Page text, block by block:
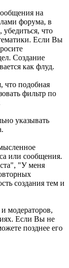
на
форума, в
убедиться, что
Если Вы
Создание
как флуд.
что подобная
фильтр по
указывать
или сообщения.
"У меня
создания тем и
модераторов,
Если Вы не
позднее его